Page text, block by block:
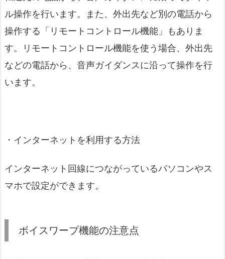
ル操作を行います。また、外出先など別の電話から
操作する「リモートコントロール機能」もありま
す。リモートコントロール機能を使う場合、外出先
などの電話から、音声ガイダンスに沿って操作を行
います。
・インターネットを利用する方法
インターネット回線につながっているパソコンやス
マホで設定ができます。
ボイスワープ機能の注意点